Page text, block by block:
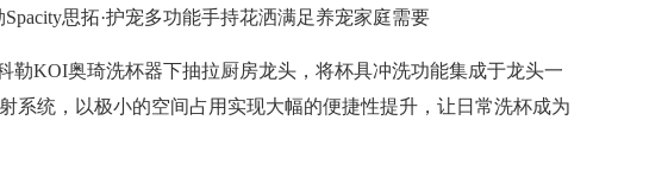
Spacity思拓·护宠多功能手持花洒满足养宠家庭需要
KOI奥琦洗杯器下抽拉厨房龙头，将杯具冲洗功能集成于龙头一
系统，以极小的空间占用实现大幅的便捷性提升，让日常洗杯成为